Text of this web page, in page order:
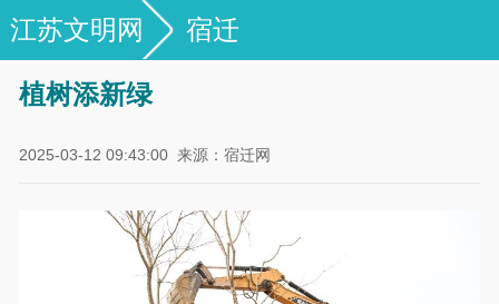
江苏文明网 宿迁
植树添新绿
2025-03-12 09:43:00 来源：宿迁网